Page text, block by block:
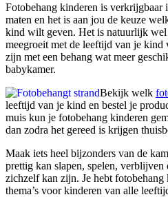
Fotobehang kinderen is verkrijgbaar
maten en het is aan jou de keuze
kind wilt geven. Het is natuurlijk wel
meegroeit met de leeftijd van je
zijn met een behang wat meer
babykamer.
Bekijk welk
leeftijd van je kind en bestel je
muis kun je fotobehang kinderen
dan zodra het gereed is krijgen
Maak iets heel bijzonders van de
prettig kan slapen, spelen, verblijven
zichzelf kan zijn. Je hebt
thema’s voor kinderen van alle